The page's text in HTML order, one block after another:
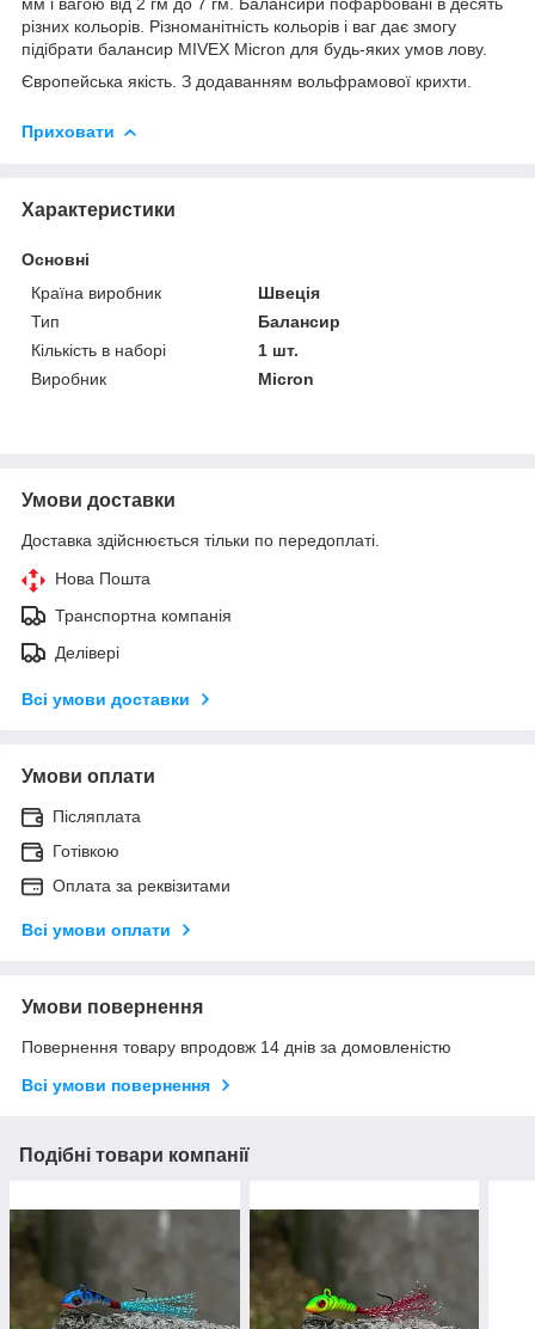
різних кольорів. Різноманітність кольорів і ваг дає змогу
підібрати балансир MIVEX Micron для будь-яких умов лову.
Європейська якість. З додаванням вольфрамової крихти.
Приховати
Характеристики
Основні
Країна виробник
Швеція
Тип
Балансир
Кількість в наборі
1 шт.
Виробник
Micron
Умови доставки
Доставка здійснюється тільки по передоплаті.
Нова Пошта
Транспортна компанія
Делівері
Всі умови доставки
Умови оплати
Післяплата
Готівкою
Оплата за реквізитами
Всі умови оплати
Умови повернення
Повернення товару впродовж 14 днів за домовленістю
Всі умови повернення
Подібні товари компанії